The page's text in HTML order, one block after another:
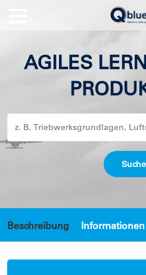
AGILES
Beschreibung Informationen